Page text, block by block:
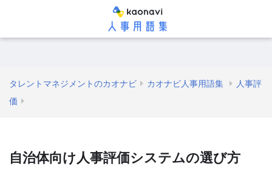
タレントマネジメントのカオナビ カオナビ人事用語集
人事評
価
自治体向け人事評価システムの選び方